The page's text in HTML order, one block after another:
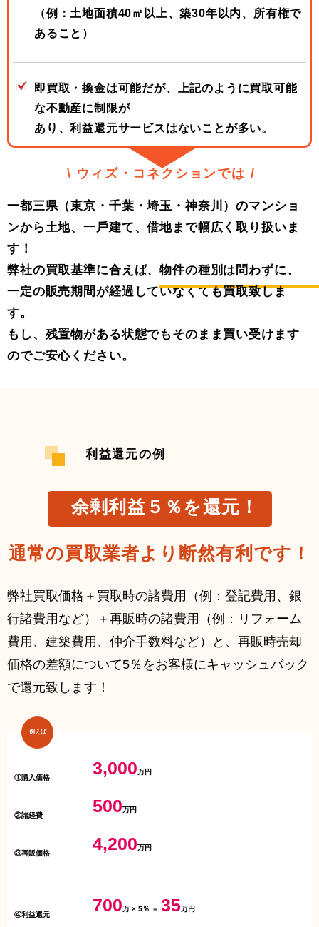
（例：⼟地⾯積40㎡以上、築30年以内、所有権で
あること）
即買取・換⾦は可能だが、上記のように買取可能
な不動産に制限が
あり、利益還元サービスはないことが多い。
\ ウィズ・コネクションでは /
⼀都三県（東京・千葉・埼⽟・神奈川）のマンショ
ンから⼟地、⼀⼾建て、借地まで幅広く取り扱いま
す！
弊社の買取基準に合えば、物件の種別は問わずに、
一定の販売期間が経過していなくても買取致しま
す。
もし、残置物がある状態でもそのまま買い受けます
のでご安⼼ください。
利益還元の例
余剰利益５％を還元！
通常の買取業者より断然有利です！
弊社買取価格＋買取時の諸費⽤（例：登記費⽤、銀
⾏諸費⽤など）＋再販時の諸費⽤（例：リフォーム
費⽤、建築費⽤、仲介⼿数料など）と、再販時売却
価格の差額について5％をお客様にキャッシュバック
で還元致します！
例えば
①購⼊価格 3,000万円
②諸経費 500万円
③再販価格 4,200万円
④利益還元 700万 × 5％ ＝ 35万円